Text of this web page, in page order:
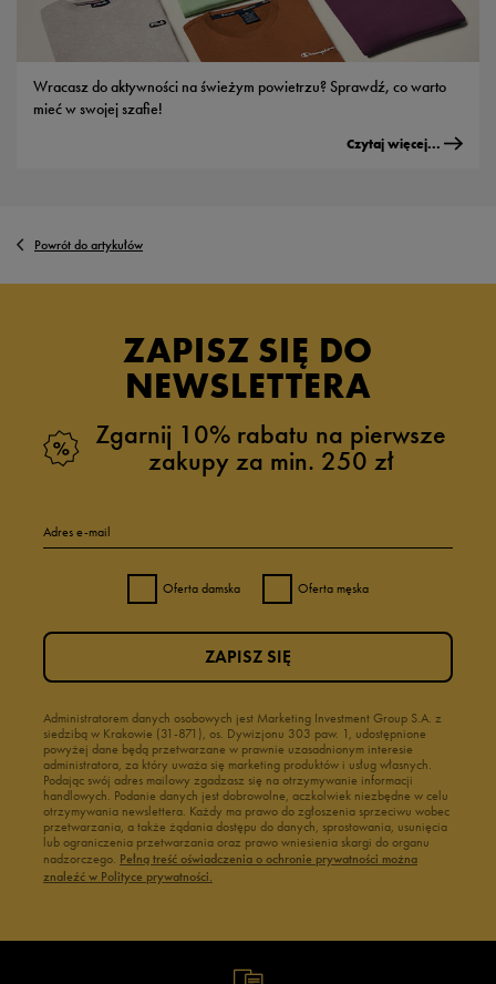
Wracasz do aktywności na świeżym powietrzu? Sprawdź, co warto
mieć w swojej szafie!
Czytaj więcej...
Powrót do artykułów
ZAPISZ SIĘ DO
NEWSLETTERA
Zgarnij 10% rabatu na pierwsze
zakupy za min. 250 zł
Adres e-mail
Oferta damska Oferta męska
Administratorem danych osobowych jest Marketing Investment Group S.A. z
siedzibą w Krakowie (31-871), os. Dywizjonu 303 paw. 1, udostępnione
powyżej dane będą przetwarzane w prawnie uzasadnionym interesie
administratora, za który uważa się marketing produktów i usług własnych.
Podając swój adres mailowy zgadzasz się na otrzymywanie informacji
handlowych. Podanie danych jest dobrowolne, aczkolwiek niezbędne w celu
otrzymywania newslettera. Każdy ma prawo do zgłoszenia sprzeciwu wobec
przetwarzania, a także żądania dostępu do danych, sprostowania, usunięcia
lub ograniczenia przetwarzania oraz prawo wniesienia skargi do organu
nadzorczego. Pełną treść oświadczenia o ochronie prywatności można
znaleźć w Polityce prywatności.
ZAPISZ SIĘ